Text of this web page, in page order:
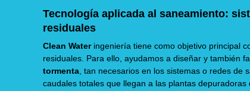
Tecnología aplicada al saneamiento:
residuales
Clean Wateringeniería tiene como objetivo principal
residuales. Para ello, ayudamos a diseñar y también
tormenta, tan necesarios en los sistemas o redes de
caudales totales que llegan a las plantas